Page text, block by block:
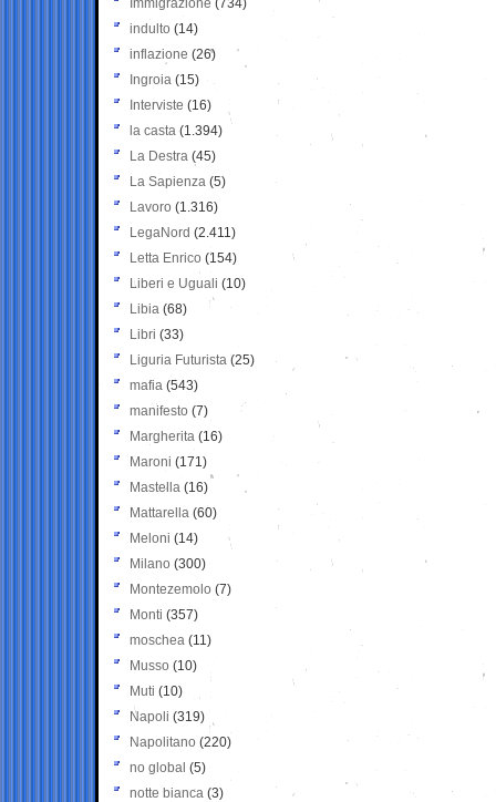
Immigrazione (734)
indulto (14)
inflazione (26)
Ingroia (15)
Interviste (16)
la casta (1.394)
La Destra (45)
La Sapienza (5)
Lavoro (1.316)
LegaNord (2.411)
Letta Enrico (154)
Liberi e Uguali (10)
Libia (68)
Libri (33)
Liguria Futurista (25)
mafia (543)
manifesto (7)
Margherita (16)
Maroni (171)
Mastella (16)
Mattarella (60)
Meloni (14)
Milano (300)
Montezemolo (7)
Monti (357)
moschea (11)
Musso (10)
Muti (10)
Napoli (319)
Napolitano (220)
no global (5)
notte bianca (3)